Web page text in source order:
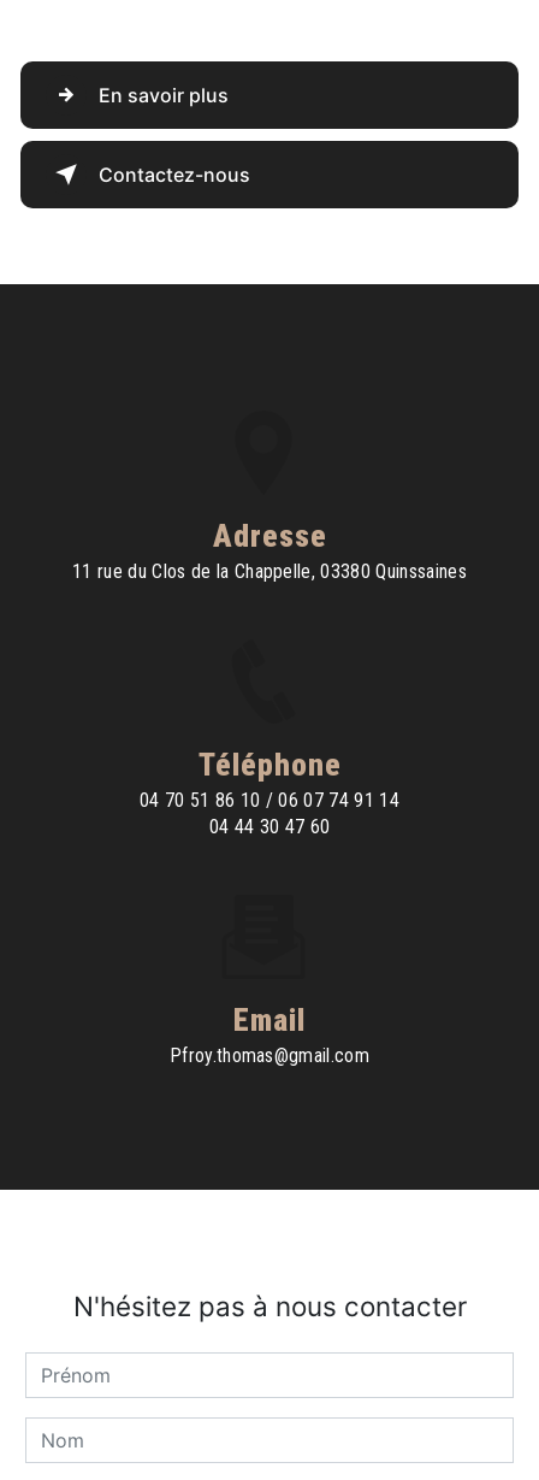
En savoir plus
Contactez-nous
Adresse
11 rue du Clos de la Chappelle, 03380 Quinssaines
Téléphone
04 70 51 86 10 / 06 07 74 91 14
04 44 30 47 60
Email
pfroy.thomas@gmail.com
N'hésitez pas à nous contacter